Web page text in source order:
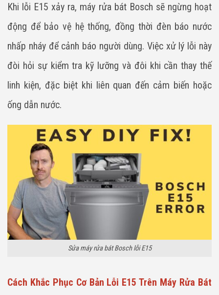
Khi lỗi E15 xảy ra, máy rửa bát Bosch sẽ ngừng hoạt
động để bảo vệ hệ thống, đồng thời đèn báo nước
nhấp nháy để cảnh báo người dùng. Việc xử lý lỗi này
đòi hỏi sự kiểm tra kỹ lưỡng và đôi khi cần thay thế
linh kiện, đặc biệt khi liên quan đến cảm biến hoặc
ống dẫn nước.
Sửa máy rửa bát Bosch lỗi E15
Cách Khắc Phục Cơ Bản Lỗi E15 Trên Máy Rửa Bát